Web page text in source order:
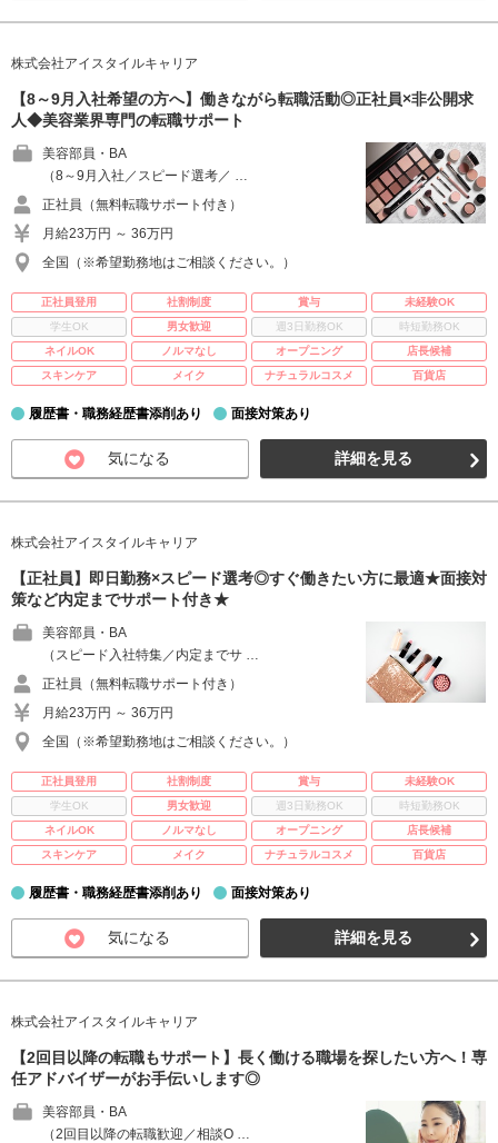
株式会社アイスタイルキャリア
【8～9月入社希望の方へ】働きながら転職活動◎正社員×非公開求
人◆美容業界専門の転職サポート
美容部員・BA
（8～9月入社／スピード選考／ …
正社員（無料転職サポート付き）
月給23万円 ～ 36万円
全国（※希望勤務地はご相談ください。）
正社員登用 社割制度 賞与
未経験OK
学生OK
男女歓迎 週3日勤務OK
時短勤務OK
ネイルOK
ノルマなし オープニング
店長候補
スキンケア
メイク ナチュラルコスメ 百貨店
履歴書・職務経歴書添削あり 面接対策あり
気になる 詳細を見る
株式会社アイスタイルキャリア
【正社員】即日勤務×スピード選考◎すぐ働きたい方に最適★面接対
策など内定までサポート付き★
美容部員・BA
（スピード入社特集／内定までサ …
正社員（無料転職サポート付き）
月給23万円 ～ 36万円
全国（※希望勤務地はご相談ください。）
正社員登用 社割制度 賞与
未経験OK
学生OK
男女歓迎 週3日勤務OK
時短勤務OK
ネイルOK
ノルマなし オープニング
店長候補
スキンケア
メイク ナチュラルコスメ 百貨店
履歴書・職務経歴書添削あり 面接対策あり
気になる 詳細を見る
株式会社アイスタイルキャリア
【2回目以降の転職もサポート】長く働ける職場を探したい方へ！専
任アドバイザーがお手伝いします◎
美容部員・BA
（2回目以降の転職歓迎／相談O …